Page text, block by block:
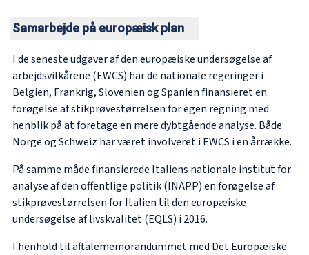
Samarbejde på europæisk plan
I de seneste udgaver af den europæiske undersøgelse af
arbejdsvilkårene (EWCS) har de nationale regeringer i
Belgien, Frankrig, Slovenien og Spanien finansieret en
forøgelse af stikprøvestørrelsen for egen regning med
henblik på at foretage en mere dybtgående analyse. Både
Norge og Schweiz har været involveret i EWCS i en årrække.
På samme måde finansierede Italiens nationale institut for
analyse af den offentlige politik (INAPP) en forøgelse af
stikprøvestørrelsen for Italien til den europæiske
undersøgelse af livskvalitet (EQLS) i 2016.
I henhold til aftalememorandummet med Det Europæiske